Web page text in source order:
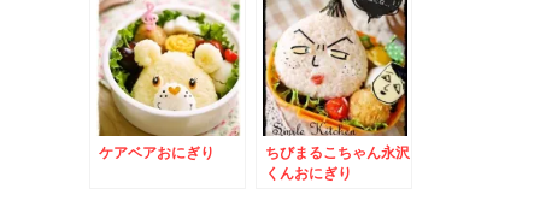
ケアベアおにぎり
ちびまるこちゃん永沢
くんおにぎり